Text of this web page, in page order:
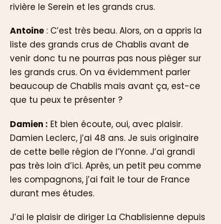
rivière le Serein et les grands crus.
Antoine : C’est très beau. Alors, on a appris la
liste des grands crus de Chablis avant de
venir donc tu ne pourras pas nous piéger sur
les grands crus. On va évidemment parler
beaucoup de Chablis mais avant ça, est-ce
que tu peux te présenter ?
Damien : Et bien écoute, oui, avec plaisir.
Damien Leclerc, j’ai 48 ans. Je suis originaire
de cette belle région de l’Yonne. J’ai grandi
pas très loin d’ici. Après, un petit peu comme
les compagnons, j’ai fait le tour de France
durant mes études.
J’ai le plaisir de diriger La Chablisienne depuis